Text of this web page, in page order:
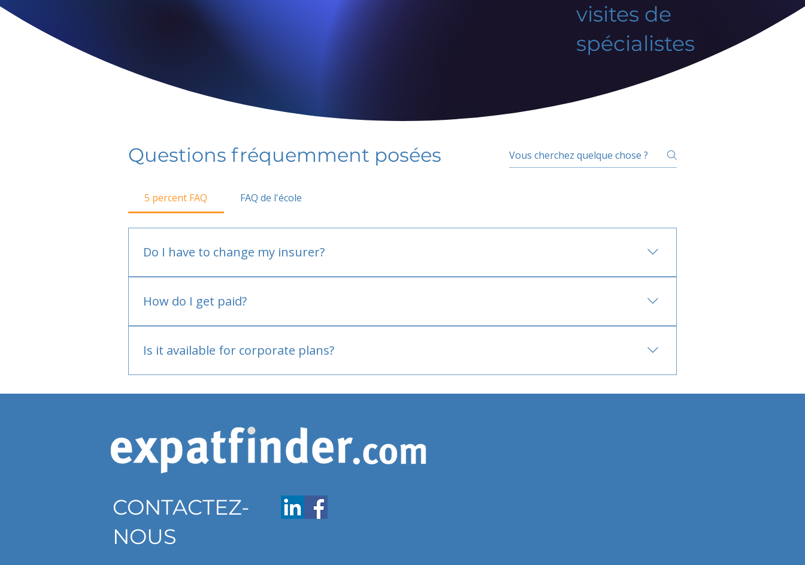
visites de
spécialistes
Questions fréquemment posées
5 percent FAQ FAQ de l'école
Do I have to change my insurer?
How do I get paid?
Is it available for corporate plans?
CONTACTEZ-
NOUS